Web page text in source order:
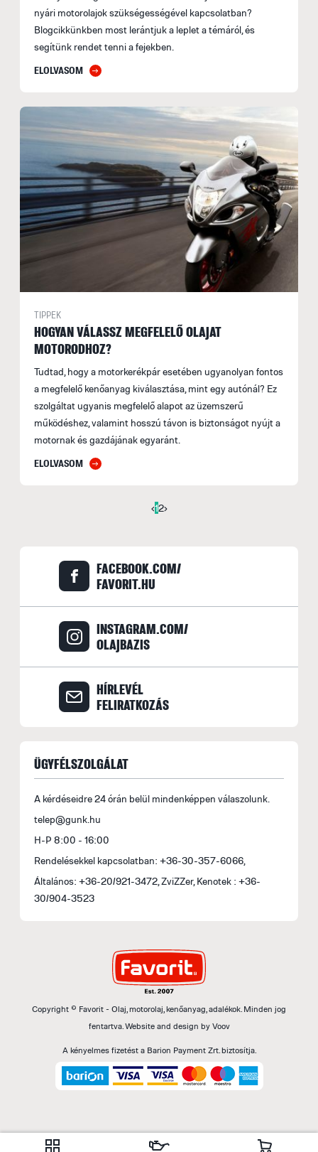
nyári motorolajok szükségességével kapcsolatban?
Blogcikkünkben most lerántjuk a leplet a témáról, és
segítünk rendet tenni a fejekben.
ELOLVASOM
TIPPEK
HOGYAN VÁLASSZ MEGFELELŐ OLAJAT
MOTORODHOZ?
Tudtad, hogy a motorkerékpár esetében ugyanolyan fontos
a megfelelő kenőanyag kiválasztása, mint egy autónál? Ez
szolgáltat ugyanis megfelelő alapot az üzemszerű
működéshez, valamint hosszú távon is biztonságot nyújt a
motornak és gazdájának egyaránt.
ELOLVASOM
‹12›
FACEBOOK.COM/
FAVORIT.HU
INSTAGRAM.COM/
OLAJBAZIS
HÍRLEVÉL
FELIRATKOZÁS
ÜGYFÉLSZOLGÁLAT
A kérdéseidre 24 órán belül mindenképpen válaszolunk.
telep@gunk.hu
H-P 8:00 - 16:00
Rendelésekkel kapcsolatban: +36-30-357-6066,
Általános: +36-20/921-3472, ZviZZer, Kenotek : +36-
30/904-3523
Copyright © Favorit - Olaj, motorolaj, kenőanyag, adalékok. Minden jog
fentartva.Website and design by Voov
A kényelmes fizetést a Barion Payment Zrt. biztosítja.